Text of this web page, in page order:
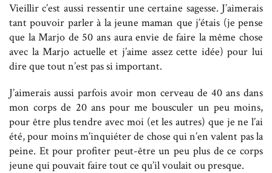
Vieillir c’est aussi ressentir une certaine sagesse. J’aimerais
tant pouvoir parler à la jeune maman que j’étais (je pense
que la Marjo de 50 ans aura envie de faire la même chose
avec la Marjo actuelle et j’aime assez cette idée) pour lui
dire que tout n’est pas si important.
J’aimerais aussi parfois avoir mon cerveau de 40 ans dans
mon corps de 20 ans pour me bousculer un peu moins,
pour être plus tendre avec moi (et les autres) que je ne l’ai
été, pour moins m’inquiéter de chose qui n’en valent pas la
peine. Et pour profiter peut-être un peu plus de ce corps
jeune qui pouvait faire tout ce qu’il voulait ou presque.